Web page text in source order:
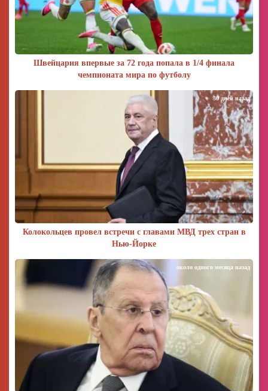
Швейцария впервые за 72 года попала в 1/4 финала
чемпионата мира по футболу
Колокольцев провел встречи с главами МВД трех стран в
Нью-Йорке
30 дней назад
около одного месяца назад